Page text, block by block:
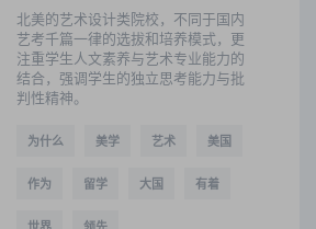
北美的艺术设计类院校，不同于国内
艺考千篇一律的选拔和培养模式，更
注重学生人文素养与艺术专业能力的
结合，强调学生的独立思考能力与批
判性精神。
为什么 美学 艺术 美国
作为 留学 大国 有着